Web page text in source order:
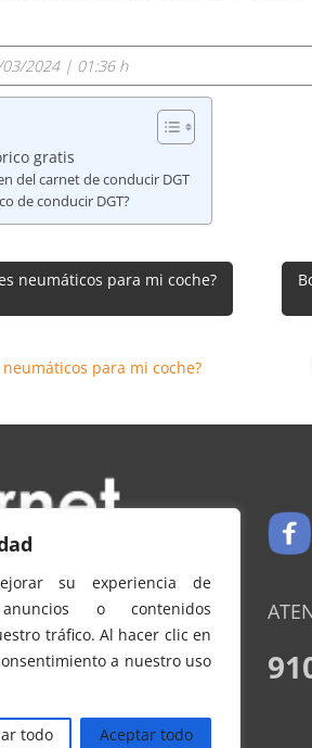
su experiencia de
o contenidos
tráfico. Al hacer clic en
a nuestro uso
todo Aceptar todo
2024 | 01:36 h
gratis
del carnet de conducir DGT
de conducir DGT?
neumáticos para mi coche?
para mi coche?
sitio web propiedad de
S.L. CIF-B70608062